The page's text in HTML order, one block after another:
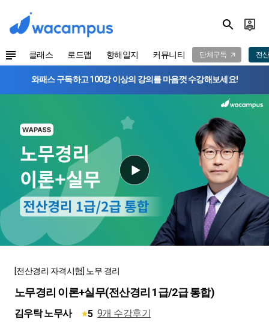
클래스 로드맵 항해일지 커뮤니티 단체구독 전
와패스 구독하고 100강 이상의 강의를 마음껏 수강해보세요!
[전산경리 자격시험] 노무 경리
노무경리 이론+실무(전산경리 1급/2급 통합)
김우탁 노무사 5 9개 수강후기